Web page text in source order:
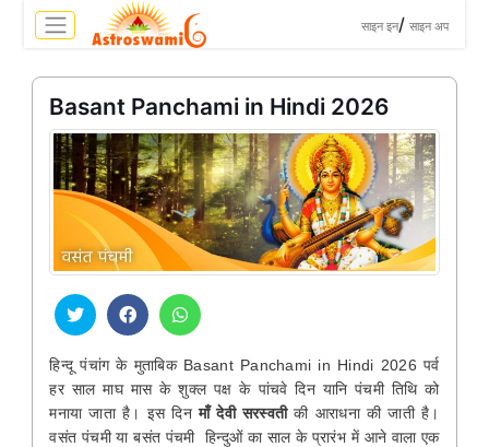
साइन इन/ साइन अप
Basant Panchami in Hindi 2026
हिन्दू पंचांग के मुताबिक Basant Panchami in Hindi 2026 पर्व
हर साल माघ मास के शुक्ल पक्ष के पांचवे दिन यानि पंचमी तिथि को
मनाया जाता है। इस दिनमाँ देवी सरस्वतीकी आराधना की जाती है।
वसंत पंचमी या बसंत पंचमी हिन्दुओं का साल के प्रारंभ में आने वाला एक